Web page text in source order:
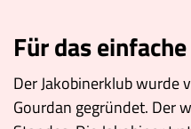
Für das
Der Jakobinerklub wurde
Gourdan gegründet. Der